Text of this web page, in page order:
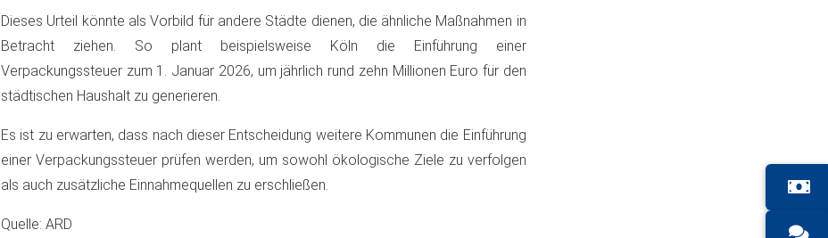
Dieses Urteil könnte als Vorbild für andere Städte dienen, die ähnliche Maßnahmen in
Betracht ziehen. So plant beispielsweise Köln die Einführung einer
Verpackungssteuer zum 1. Januar 2026, um jährlich rund zehn Millionen Euro für den
städtischen Haushalt zu generieren.
Es ist zu erwarten, dass nach dieser Entscheidung weitere Kommunen die Einführung
einer Verpackungssteuer prüfen werden, um sowohl ökologische Ziele zu verfolgen
als auch zusätzliche Einnahmequellen zu erschließen.
Quelle: ARD